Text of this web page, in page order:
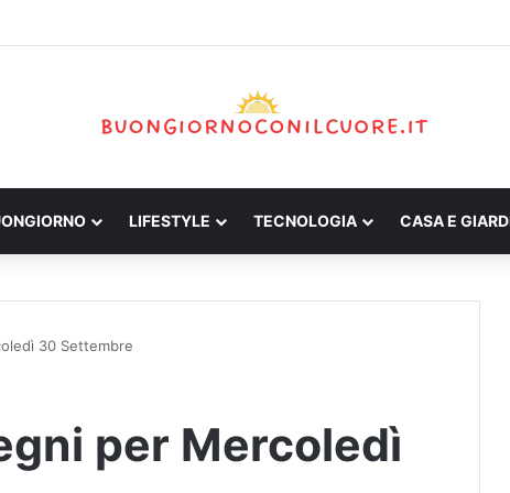
LIFESTYLE TECNOLOGIA CASA E
30 Settembre
per Mercoledì